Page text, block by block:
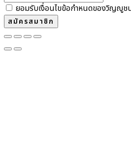
ยอมรับเงื่อนไขข้อกำหนดของวิญญูช